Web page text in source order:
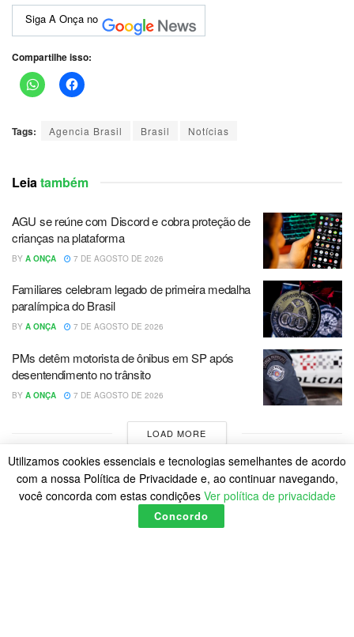
Siga A Onça no
Compartilhe isso:
Tags: Agencia Brasil Brasil Notícias
Leia também
AGU se reúne com Discord e cobra proteção de
crianças na plataforma
BY A ONÇA 7 DE AGOSTO DE 2026
Familiares celebram legado de primeira medalha
paralímpica do Brasil
BY A ONÇA 7 DE AGOSTO DE 2026
PMs detêm motorista de ônibus em SP após
desentendimento no trânsito
BY A ONÇA 7 DE AGOSTO DE 2026
LOAD MORE
Utilizamos cookies essenciais e tecnologias semelhantes de acordo
com a nossa Política de Privacidade e, ao continuar navegando,
você concorda com estas condições Ver política de privacidade
Concordo